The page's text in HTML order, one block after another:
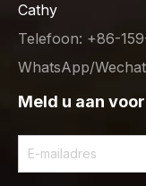
Cathy
Telefoon: +86-
WhatsApp/
Meld u aan